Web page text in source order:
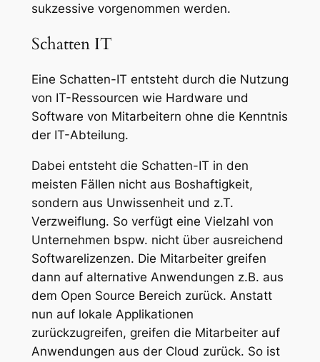
sukzessive vorgenommen werden.
Schatten IT
Eine Schatten-IT entsteht durch die Nutzung
von IT-Ressourcen wie Hardware und
Software von Mitarbeitern ohne die Kenntnis
der IT-Abteilung.
Dabei entsteht die Schatten-IT in den
meisten Fällen nicht aus Boshaftigkeit,
sondern aus Unwissenheit und z.T.
Verzweiflung. So verfügt eine Vielzahl von
Unternehmen bspw. nicht über ausreichend
Softwarelizenzen. Die Mitarbeiter greifen
dann auf alternative Anwendungen z.B. aus
dem Open Source Bereich zurück. Anstatt
nun auf lokale Applikationen
zurückzugreifen, greifen die Mitarbeiter auf
Anwendungen aus der Cloud zurück. So ist